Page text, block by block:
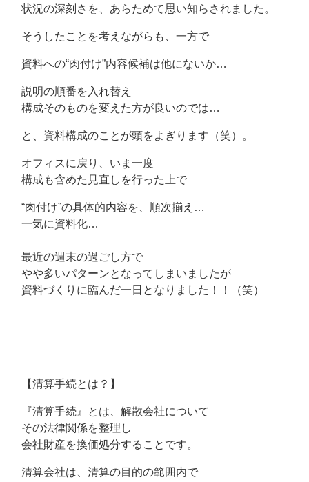
状況の深刻さを、あらためて思い知らされました。
そうしたことを考えながらも、一方で
資料への“肉付け”内容候補は他にないか…
説明の順番を入れ替え
構成そのものを変えた方が良いのでは…
と、資料構成のことが頭をよぎります（笑）。
オフィスに戻り、いま一度
構成も含めた見直しを行った上で
“肉付け”の具体的内容を、順次揃え…
一気に資料化…
最近の週末の過ごし方で
やや多いパターンとなってしまいましたが
資料づくりに臨んだ一日となりました！！（笑）
【清算手続とは？】
『清算手続』とは、解散会社について
その法律関係を整理し
会社財産を換価処分することです。
清算会社は、清算の目的の範囲内で